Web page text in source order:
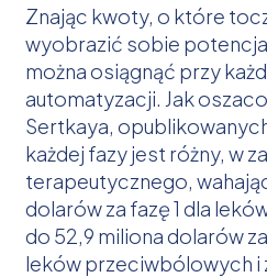
Znając kwoty, o które
wyobrazić sobie
można osiągnąć przy
automatyzacji. Jak
Sertkaya,
każdej fazy jest różny, w
terapeutycznego,
dolarów za fazę 1 dla
do 52,9 miliona dolarów
leków przeciwbólowych i